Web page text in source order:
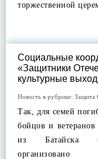
торжественной
Социальные
«Защитники
культурные
Новость в рубрике: Защита
Так, для семей
бойцов и
из Батайска
организовано